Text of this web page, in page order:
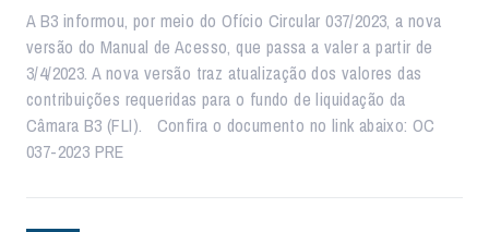
A B3 informou, por meio do Ofício Circular 037/2023, a nova
versão do Manual de Acesso, que passa a valer a partir de
3/4/2023. A nova versão traz atualização dos valores das
contribuições requeridas para o fundo de liquidação da
Câmara B3 (FLI). Confira o documento no link abaixo: OC
037-2023 PRE